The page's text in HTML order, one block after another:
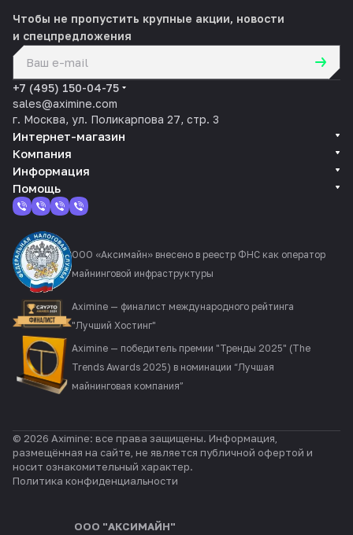
Чтобы не пропустить крупные акции, новости
и спецпредложения
+7 (495) 150-04-75
sales@aximine.com
г. Москва, ул. Поликарпова 27, стр. 3
Интернет-магазин
Компания
Информация
Помощь
ООО «Аксимайн» внесено в реестр ФНС как оператор
майнинговой инфраструктуры
Aximine — финалист международного рейтинга
"Лучший Хостинг"
Aximine — победитель премии "Тренды 2025" (The
Trends Awards 2025) в номинации “Лучшая
майнинговая компания”
© 2026 Aximine: все права защищены. Информация,
размещённая на сайте, не является публичной офертой и
носит ознакомительный характер.
Политика конфиденциальности
ООО "АКСИМАЙН"